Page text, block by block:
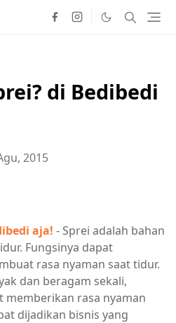
di Bedibedi
2015
aja! - Sprei adalah bahan
Fungsinya dapat
rasa nyaman saat tidur.
dan beragam sekali,
memberikan rasa nyaman
dijadikan bisnis yang